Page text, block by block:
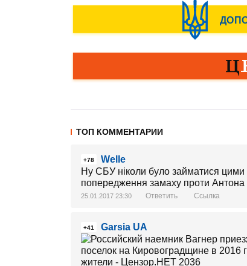
ТОП КОММЕНТАРИИ
+78
Welle
Ну СБУ ніколи було займатися цими
попередження замаху проти
25.01.2017 23:30 Ответить Ссылка
+41 Garsia UA